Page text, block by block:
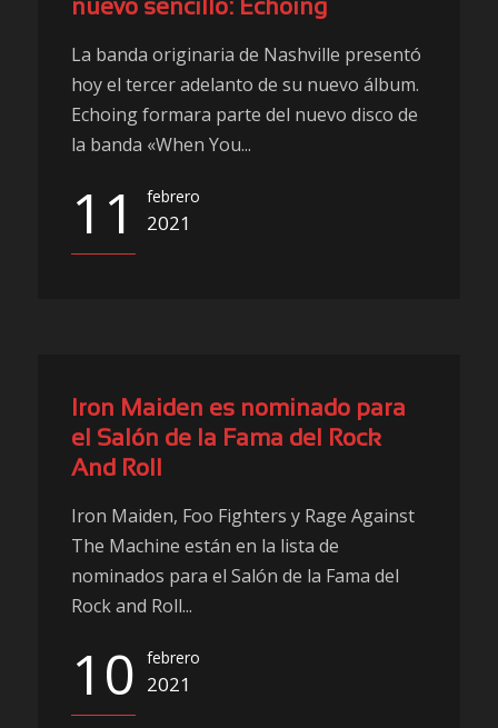
nuevo sencillo: Echoing
La banda originaria de Nashville presentó
hoy el tercer adelanto de su nuevo álbum.
Echoing formara parte del nuevo disco de
la banda «When You...
11 febrero
2021
Iron Maiden es nominado para
el Salón de la Fama del Rock
And Roll
Iron Maiden, Foo Fighters y Rage Against
The Machine están en la lista de
nominados para el Salón de la Fama del
Rock and Roll...
10 febrero
2021